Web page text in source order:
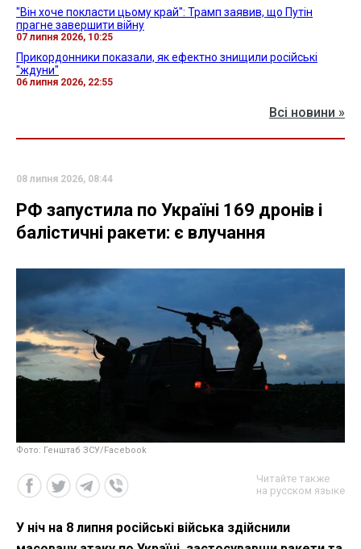
"Він хоче покласти цьому край": Трамп заявив, що Путін
прагне завершити війну
07 липня 2026, 10:25
Прикордонники показали, як ефектно знищили російські
"ждуни"
06 липня 2026, 22:55
Всі новини »
08 липня 2026, 08:44
РФ запустила по Україні 169 дронів і
балістичні ракети: є влучання
Фото: Генштаб ЗСУ/Facebook
Читайте также
на русском языке
У ніч на 8 липня російські війська здійснили